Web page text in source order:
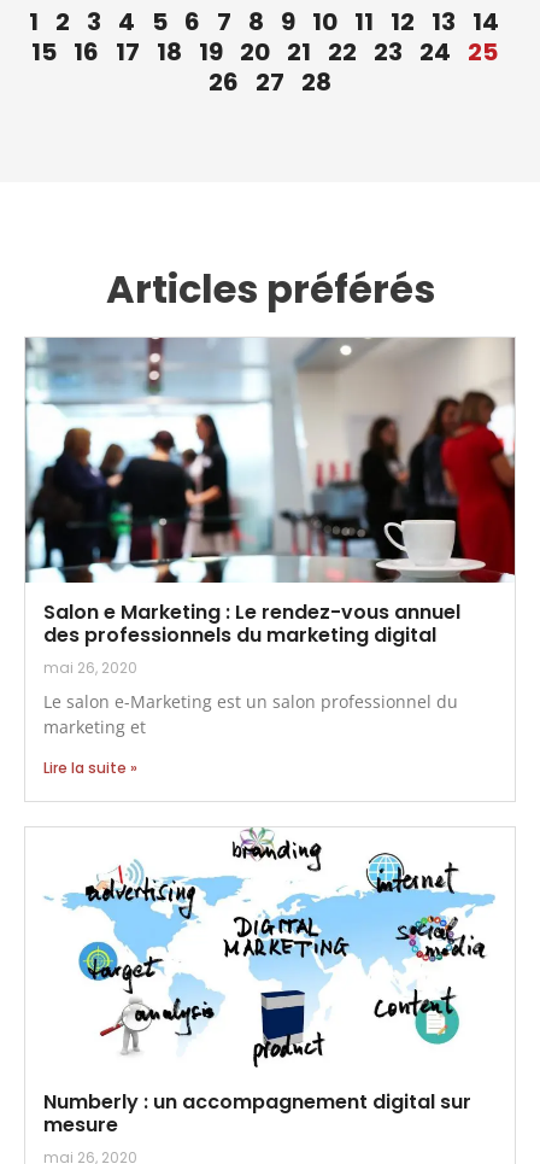
1 2 3 4 5 6 7 8 9 10 11 12 13 14
15 16 17 18 19 20 21 22 23 24 25
26 27 28
Articles préférés
Salon e Marketing : Le rendez-vous annuel
des professionnels du marketing digital
mai 26, 2020
Le salon e-Marketing est un salon professionnel du
marketing et
Lire la suite »
Numberly : un accompagnement digital sur
mesure
mai 26, 2020